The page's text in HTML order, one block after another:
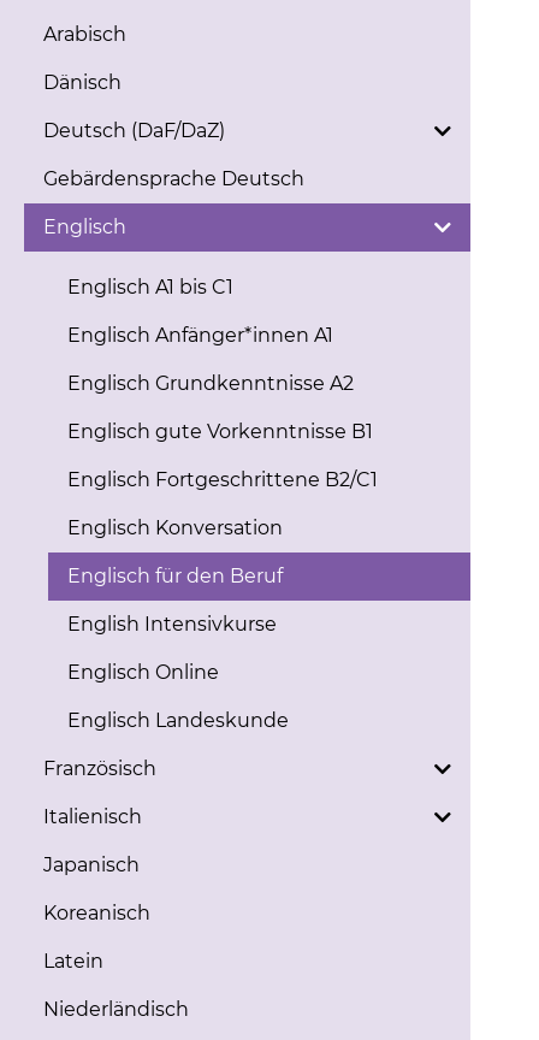
Arabisch
Dänisch
Deutsch (DaF/DaZ)
Gebärdensprache Deutsch
Englisch
Englisch A1 bis C1
Englisch Anfänger*innen A1
Englisch Grundkenntnisse A2
Englisch gute Vorkenntnisse B1
Englisch Fortgeschrittene B2/C1
Englisch Konversation
Englisch für den Beruf
English Intensivkurse
Englisch Online
Englisch Landeskunde
Französisch
Italienisch
Japanisch
Koreanisch
Latein
Niederländisch